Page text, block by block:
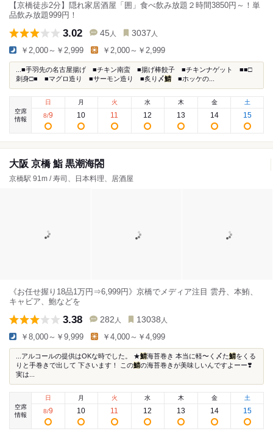
【京橋徒歩2分】隠れ家居酒屋「囲」食べ飲み放題２時間3850円～！単
品飲み放題999円！
3.02 45 人 3037 人
￥2,000～￥2,999 ￥2,000～￥2,999
...■手羽先の名古屋揚げ ■チキン南蛮 ■揚げ棒餃子 ■チキンナゲット ■■□
刺身□■ ■マグロ造り ■サーモン造り ■炙り〆鯖 ■ホッケの...
空席
情報
日
8/9
月
10
火
11
水
12
木
13
金
14
土
15
大阪 京橋 鮨 黒潮海閤
京橋駅 91m / 寿司、日本料理、居酒屋
《お任せ握り18品1万円⇒6,999円》京橋でメディア注目 雲丹、本鮪、
キャビア、鮑などを
3.38 282 人 13038 人
￥8,000～￥9,999 ￥4,000～￥4,999
...アルコールの提供はOKな時でした。 ★鯖海苔巻き 本当に軽〜く〆た鯖をくる
りと手巻きで出して 下さいます！ この鯖の海苔巻きが美味しいんですよーー❣️
実は...
空席
情報
日
8/9
月
10
火
11
水
12
木
13
金
14
土
15